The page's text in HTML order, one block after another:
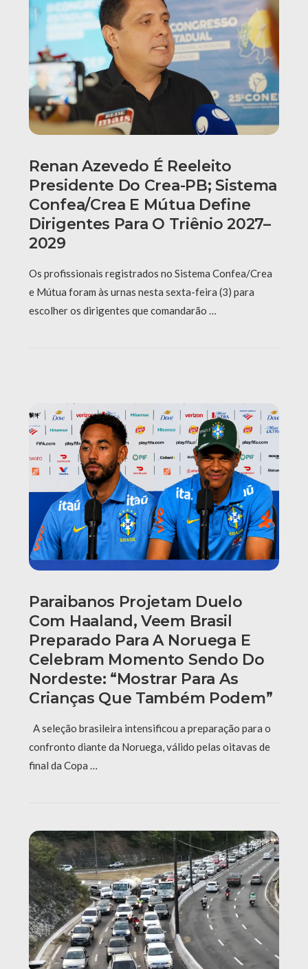
Renan Azevedo É Reeleito
Presidente Do Crea-PB; Sistema
Confea/Crea E Mútua Define
Dirigentes Para O Triênio 2027–
2029
Os profissionais registrados no Sistema Confea/Crea
e Mútua foram às urnas nesta sexta-feira (3) para
escolher os dirigentes que comandarão …
Paraibanos Projetam Duelo
Com Haaland, Veem Brasil
Preparado Para A Noruega E
Celebram Momento Sendo Do
Nordeste: “Mostrar Para As
Crianças Que Também Podem”
A seleção brasileira intensificou a preparação para o
confronto diante da Noruega, válido pelas oitavas de
final da Copa …